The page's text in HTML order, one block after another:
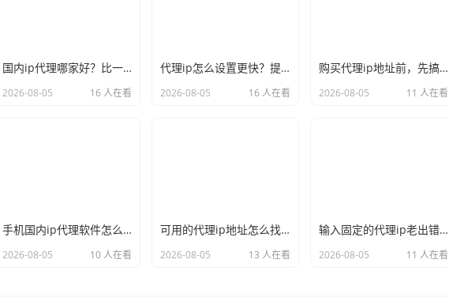
国内ip代理哪家好？比一比口碑就见分晓
2026-08-05 16 人在看
代理ip怎么设置更快？提速的几个关键点记牢
2026-08-05 16 人在看
购买代理ip地址前，先搞懂这三件事再说
2026-08-05 11 人在看
手机国内ip代理软件怎么挑？实用才是硬道理
2026-08-05 10 人在看
可用的代理ip地址怎么找？别再大海捞针了
2026-08-05 13 人在看
输入固定的代理ip老出错？多半是漏了这个细节
2026-08-05 11 人在看